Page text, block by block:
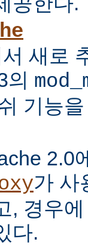
새로
의
기능
2.0
가 사
, 경우
다.